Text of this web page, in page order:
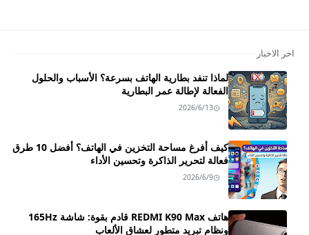
اخر الاخبار
لماذا تنفد بطارية الهاتف بسرعة؟ الأسباب والحلول
الفعالة لإطالة عمر البطارية
2026/6/13
كيف أفرغ مساحة التخزين في الهاتف؟ أفضل 10 طرق
فعالة لتحرير الذاكرة وتحسين الأداء
2026/6/9
هاتف REDMI K90 Max قادم بقوة: شاشة 165Hz
ونظام تبريد متطور لعشاق الألعاب